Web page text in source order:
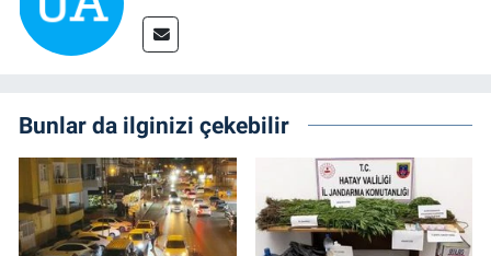
Bunlar da ilginizi çekebilir